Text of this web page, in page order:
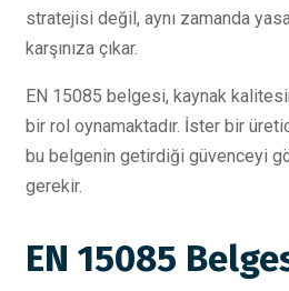
stratejisi değil, aynı zamanda
karşınıza çıkar.
EN 15085 belgesi, kaynak
bir rol oynamaktadır. İster bir
bu belgenin getirdiği güvenceyi
gerekir.
EN 15085